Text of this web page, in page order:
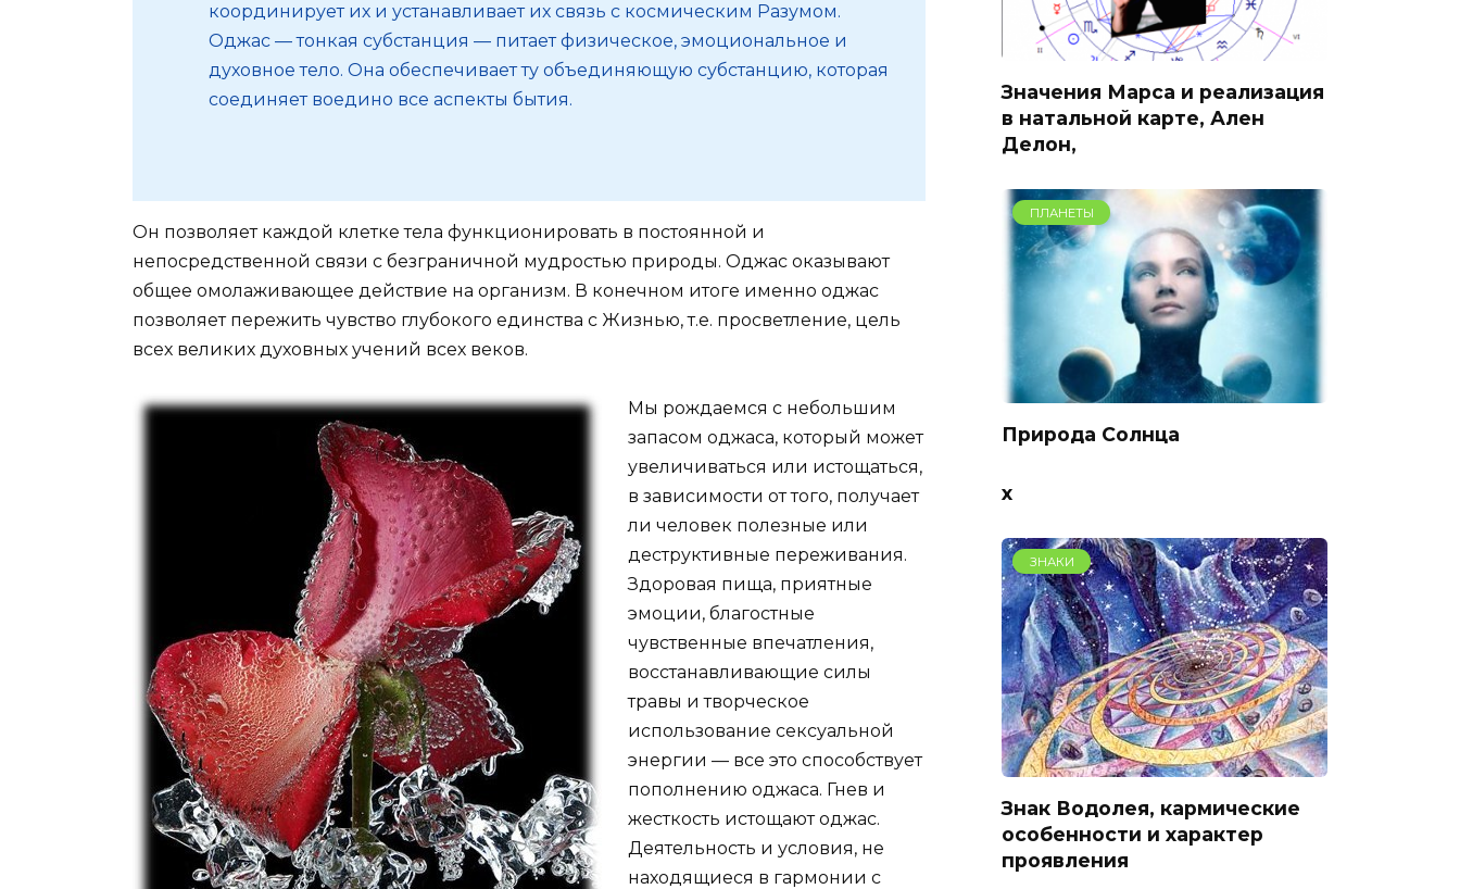
координирует их и устанавливает их связь с космическим Разумом.
Оджас — тонкая субстанция — питает физическое, эмоциональное и
духовное тело. Она обеспечивает ту объединяющую субстанцию, которая
соединяет воедино все аспекты бытия.
Он позволяет каждой клетке тела функционировать в постоянной и
непосредственной связи с безграничной мудростью природы. Оджас оказывают
общее омолаживающее действие на организм. В конечном итоге именно оджас
позволяет пережить чувство глубокого единства с Жизнью, т.е. просветление, цель
всех великих духовных учений всех веков.
Мы рождаемся с небольшим
запасом оджаса, который может
увеличиваться или истощаться,
в зависимости от того, получает
ли человек полезные или
деструктивные переживания.
Здоровая пища, приятные
эмоции, благостные
чувственные впечатления,
восстанавливающие силы
травы и творческое
использование сексуальной
энергии — все это способствует
пополнению оджаса. Гнев и
жесткость истощают оджас.
Деятельность и условия, не
находящиеся в гармонии с
Значения Марса и реализация
в натальной карте, Ален
Делон,
ПЛАНЕТЫ
Природа Солнца
x
ЗНАКИ
Знак Водолея, кармические
особенности и характер
проявления